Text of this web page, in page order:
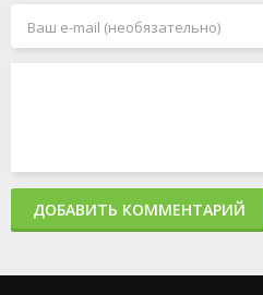
ДОБАВИТЬ КОММЕНТАРИЙ